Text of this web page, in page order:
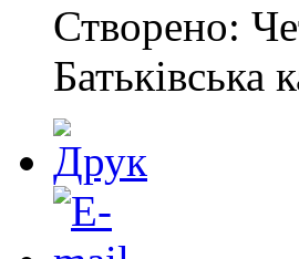
Створено:
Батьківська